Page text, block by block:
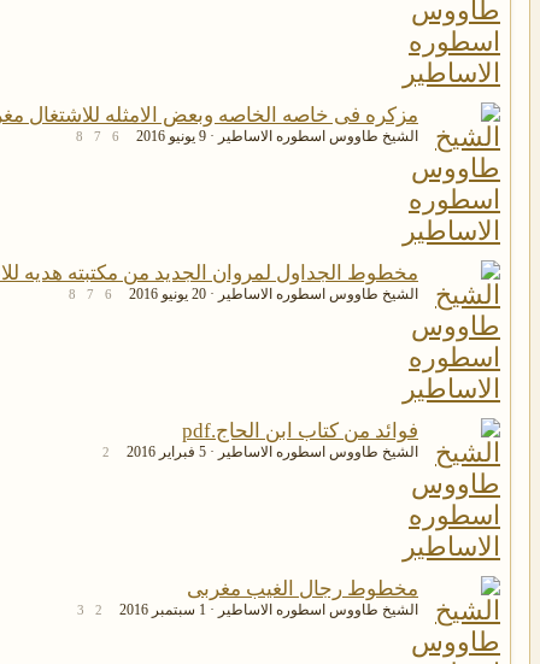
مزكره فى خاصه الخاصه وبعض الامثله للاشتغال
الشيخ طاووس اسطوره الاساطير 9 يونيو 2016 6
7
8
مخطوط الجداول لمروان الجديد من مكتبته هديه
الشيخ طاووس اسطوره الاساطير 20 يونيو 2016 6
7
8
فوائد من كتاب ابن الحاج.pdf
الشيخ طاووس اسطوره الاساطير 5 فبراير 2016 2
مخطوط رجال الغيب مغربى
الشيخ طاووس اسطوره الاساطير 1 سبتمبر 2016 2
3